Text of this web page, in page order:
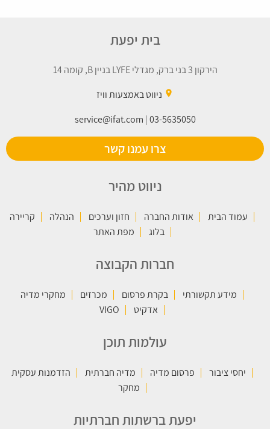
בית יפעת
הירקון 3 בני ברק, מגדלי LYFE בניין B, קומה 14
place ניווט באמצעות וויז
service@ifat.com |03-5635050
צרו עמנו קשר
ניווט מהיר
עמוד הבית אודות החברה חזון וערכים הנהלה
קריירה
בלוג
מפת האתר
חברות הקבוצה
מידע תקשורתי בקרת פרסום מכרזים
מחקרי מדיה
אדקיט
VIGO
עולמות תוכן
יחסי ציבור פרסום מדיה מדיה חברתית
הזדמנות עסקית
מחקר
יפעת ברשתות חברתיות